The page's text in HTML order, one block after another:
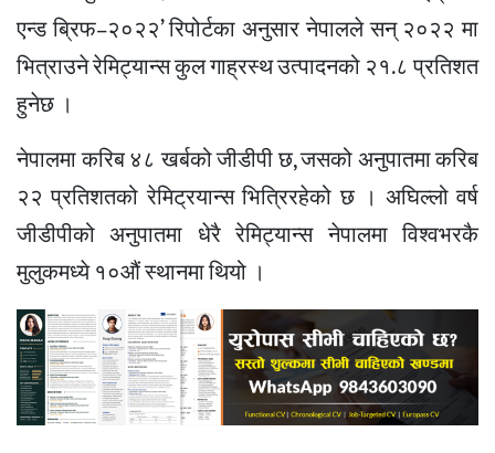
एन्ड ब्रिफ–२०२२’ रिपोर्टका अनुसार नेपालले सन् २०२२ मा
भित्राउने रेमिट्यान्स कुल गाह्रस्थ उत्पादनको २१.८ प्रतिशत
हुनेछ ।
नेपालमा करिब ४८ खर्बको जीडीपी छ, जसको अनुपातमा करिब
२२ प्रतिशतको रेमिट्रयान्स भित्रिरहेको छ । अघिल्लो वर्ष
जीडीपीको अनुपातमा धेरै रेमिट्यान्स नेपालमा विश्वभरकै
मुलुकमध्ये १०औं स्थानमा थियो ।